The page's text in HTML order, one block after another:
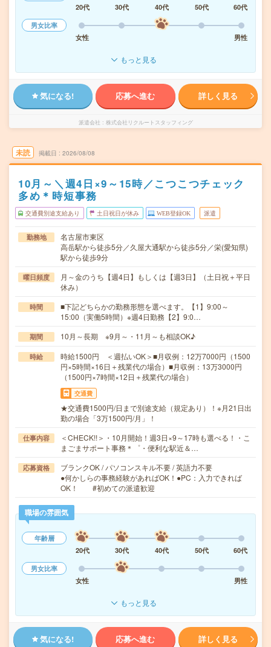
20代
30代 40代 50代
60代
男女比率
女性
男性
もっと見る
気になる! 応募へ進む 詳しく見る
派遣会社 株式会社リクルートスタッフィング
未読 掲載日 2026/08/08
10月～＼週4日×9～15時／こつこつチェック
多め＊時短事務
交通費別途支給あり 土日祝日が休み WEB登録OK 派遣
勤務地
名古屋市東区
高岳駅から徒歩5分／久屋大通駅から徒歩5分／栄(愛知県)
駅から徒歩9分
曜日頻度
月～金のうち【週4日】もしくは【週3日】（土日祝＋平日
休み）
時間
■下記どちらかの勤務形態を選べます。【1】9:00～
15:00（実働5時間）※週4日勤務【2】9:0…
期間 10月～長期 ※9月～・11月～も相談OK♪
時給
時給1500円 ＜週払いOK＞■月収例：12万7000円（1500
円×5時間×16日＋残業代の場合）■月収例：13万3000円
（1500円×7時間×12日＋残業代の場合）
交通費
★交通費1500円/日まで別途支給（規定あり）！※月21日出
勤の場合「3万1500円/月」！
仕事内容
＜CHECK!!＞・10月開始！週3日×9～17時も選べる！・こ
まごまサポート事務＊゜・便利な駅近＆…
応募資格
ブランクOK / パソコンスキル不要 / 英語力不要
●何かしらの事務経験があればOK！●PC：入力できれば
OK！ #初めての派遣歓迎
職場の雰囲気
年齢層
20代
30代 40代 50代
60代
男女比率
女性
男性
もっと見る
気になる! 応募へ進む 詳しく見る